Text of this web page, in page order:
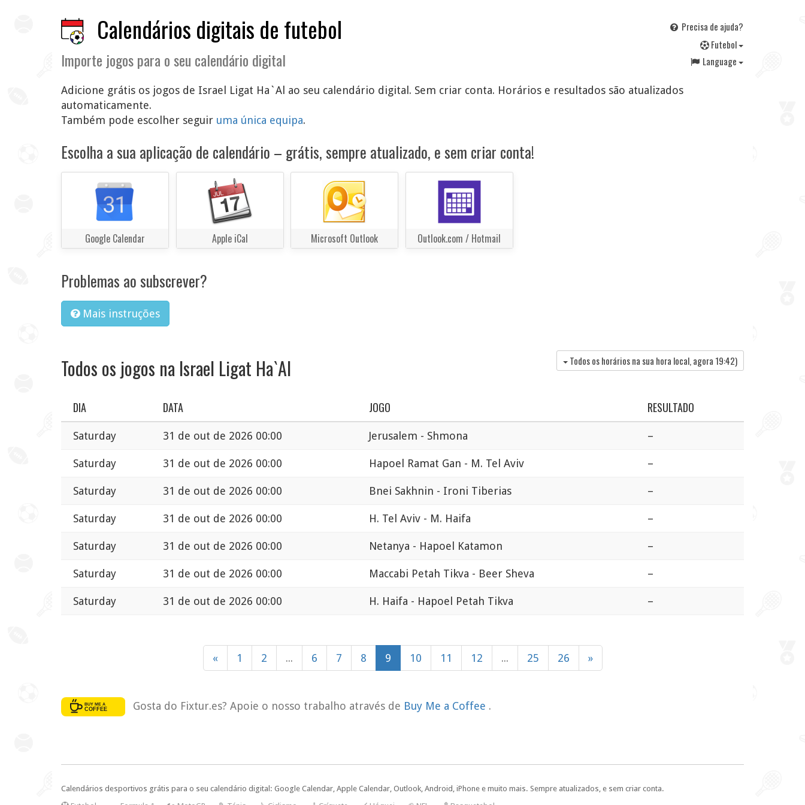
Calendários digitais de futebol
Importe jogos para o seu calendário digital
Precisa de ajuda?
Futebol
Language
Adicione grátis os jogos de Israel Ligat Ha`Al ao seu calendário digital. Sem criar conta. Horários e resultados são atualizados
automaticamente.
Também pode escolher seguir uma única equipa.
Escolha a sua aplicação de calendário – grátis, sempre atualizado, e sem criar conta!
Google Calendar Apple iCal Microsoft Outlook Outlook.com / Hotmail
Problemas ao subscrever?
Mais instruções
Todos os jogos na Israel Ligat Ha`Al Todos os horários na sua hora local, agora 19:42)
DIA DATA JOGO RESULTADO
Saturday 31 de out de 2026 00:00 Jerusalem - Shmona –
Saturday 31 de out de 2026 00:00 Hapoel Ramat Gan - M. Tel Aviv –
Saturday 31 de out de 2026 00:00 Bnei Sakhnin - Ironi Tiberias –
Saturday 31 de out de 2026 00:00 H. Tel Aviv - M. Haifa –
Saturday 31 de out de 2026 00:00 Netanya - Hapoel Katamon –
Saturday 31 de out de 2026 00:00 Maccabi Petah Tikva - Beer Sheva –
Saturday 31 de out de 2026 00:00 H. Haifa - Hapoel Petah Tikva –
« 1 2 ... 6 7 8 9 10 11 12 ... 25 26 »
Gosta do Fixtur.es? Apoie o nosso trabalho através de Buy Me a Coffee .
Calendários desportivos grátis para o seu calendário digital: Google Calendar, Apple Calendar, Outlook, Android, iPhone e muito mais. Sempre atualizados, e sem criar conta.